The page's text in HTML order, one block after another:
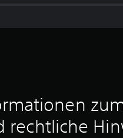
rechtliche